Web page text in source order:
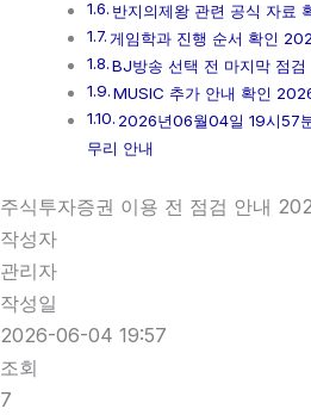
반지의제왕 관련 공식 자료
게임학과 진행 순서 확인
BJ방송 선택 전 마지막 점검
MUSIC 추가 안내 확인
2026년06월04일 19시57
무리 안내
주식투자증권 이용 전 점검 안내
작성자
관리자
작성일
2026-06-04 19:57
조회
7